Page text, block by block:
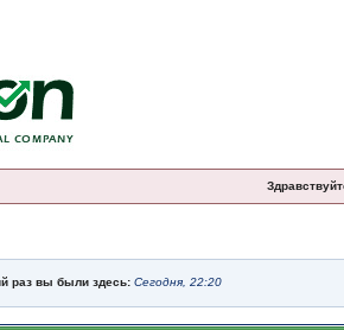
раз вы были здесь: Сегодня, 22:20